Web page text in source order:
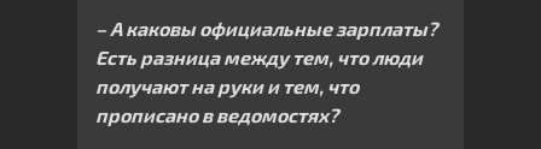
– А каковы официальные зарплаты?
Есть разница между тем, что люди
получают на руки и тем, что
прописано в ведомостях?